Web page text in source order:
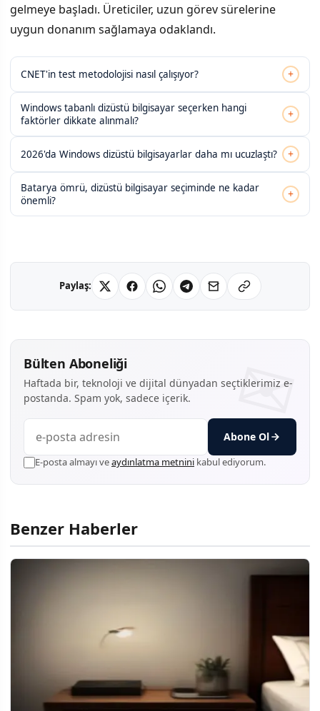
gelmeye başladı. Üreticiler, uzun görev sürelerine
uygun donanım sağlamaya odaklandı.
CNET'in test metodolojisi nasıl çalışıyor? +
Windows tabanlı dizüstü bilgisayar seçerken hangi
faktörler dikkate alınmalı?
+
2026'da Windows dizüstü bilgisayarlar daha mı ucuzlaştı? +
Batarya ömrü, dizüstü bilgisayar seçiminde ne kadar
önemli?
+
Paylaş:
Bülten Aboneliği
Haftada bir, teknoloji ve dijital dünyadan seçtiklerimiz e-
postanda. Spam yok, sadece içerik.
Abone Ol
E-posta almayı veaydınlatma metnini kabul ediyorum.
Benzer Haberler